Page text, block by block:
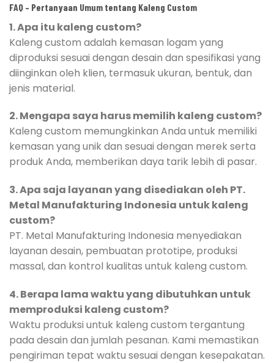
FAQ – Pertanyaan Umum tentang Kaleng Custom
1. Apa itu kaleng custom?
Kaleng custom adalah kemasan logam yang
diproduksi sesuai dengan desain dan spesifikasi yang
diinginkan oleh klien, termasuk ukuran, bentuk, dan
jenis material.
2. Mengapa saya harus memilih kaleng custom?
Kaleng custom memungkinkan Anda untuk memiliki
kemasan yang unik dan sesuai dengan merek serta
produk Anda, memberikan daya tarik lebih di pasar.
3. Apa saja layanan yang disediakan oleh PT.
Metal Manufakturing Indonesia untuk kaleng
custom?
PT. Metal Manufakturing Indonesia menyediakan
layanan desain, pembuatan prototipe, produksi
massal, dan kontrol kualitas untuk kaleng custom.
4. Berapa lama waktu yang dibutuhkan untuk
memproduksi kaleng custom?
Waktu produksi untuk kaleng custom tergantung
pada desain dan jumlah pesanan. Kami memastikan
pengiriman tepat waktu sesuai dengan kesepakatan.